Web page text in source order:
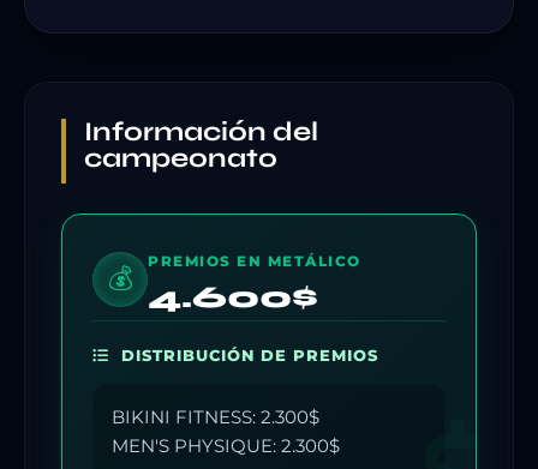
Información del
campeonato
💰
PREMIOS EN METÁLICO
4.600$
DISTRIBUCIÓN DE PREMIOS
BIKINI FITNESS: 2.300$
MEN'S PHYSIQUE: 2.300$